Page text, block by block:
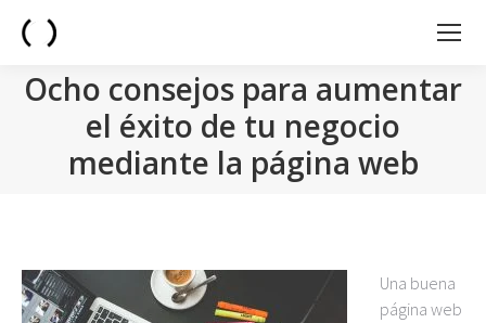
Ocho consejos para aumentar
el éxito de tu negocio
mediante la página web
Una buena
página web